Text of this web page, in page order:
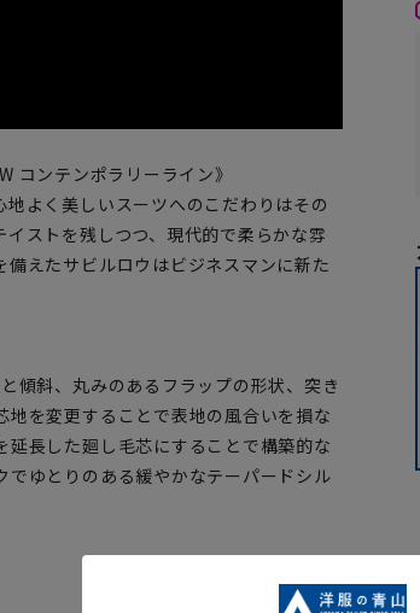
コンテンポラリーライン》
よく美しいスーツへのこだわりはその
ストを残しつつ、現代的で柔らかな雰
えたサビルロウはビジネスマンに新た
傾斜、丸みのあるフラップの形状、突き
を変更することで表地の風合いを損な
長した廻し毛芯にすることで構築的な
ゆとりのある緩やかなテーパードシル